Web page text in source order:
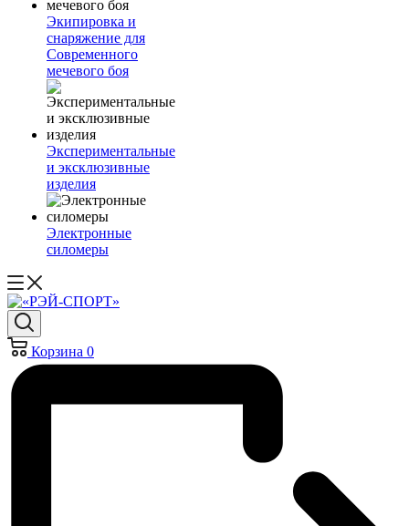
Экипировка и
снаряжение для
Современного
мечевого боя
Экспериментальные
и эксклюзивные
изделия
Электронные
силомеры
Корзина 0